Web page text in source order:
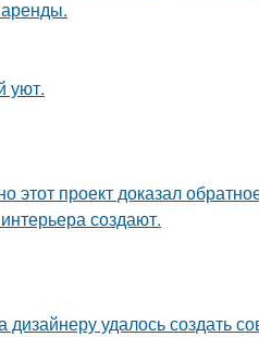
уют.
этот проект доказал
создают.
удалось создать